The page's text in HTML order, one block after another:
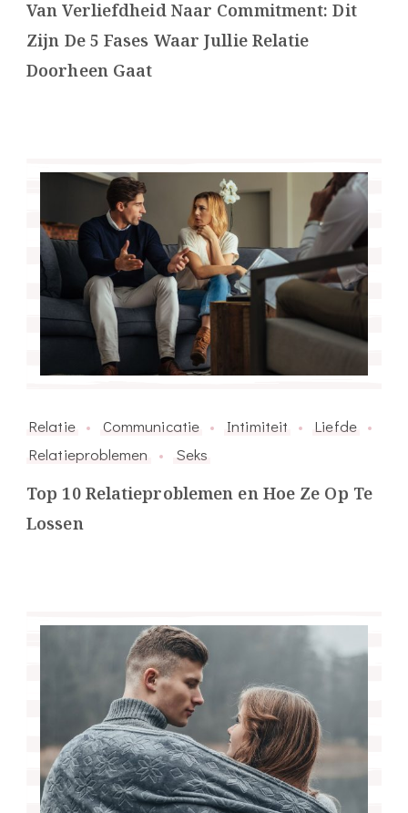
Van Verliefdheid Naar Commitment: Dit
Zijn De 5 Fases Waar Jullie Relatie
Doorheen Gaat
Relatie Communicatie Intimiteit
Liefde
Relatieproblemen
Seks
Top 10 Relatieproblemen en Hoe Ze Op Te
Lossen